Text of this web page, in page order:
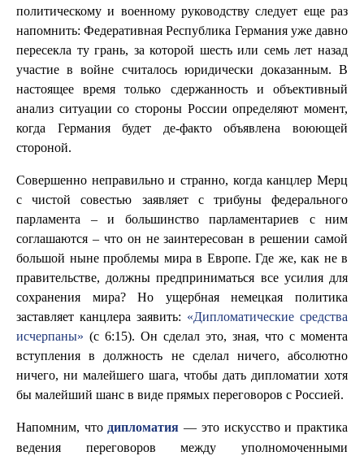
политическому и военному руководству следует еще раз
напомнить: Федеративная Республика Германия уже давно
пересекла ту грань, за которой шесть или семь лет назад
участие в войне считалось юридически доказанным. В
настоящее время только сдержанность и объективный
анализ ситуации со стороны России определяют момент,
когда Германия будет де-факто объявлена воюющей
стороной.
Совершенно неправильно и странно, когда канцлер Мерц
с чистой совестью заявляет с трибуны федерального
парламента – и большинство парламентариев с ним
соглашаются – что он не заинтересован в решении самой
большой ныне проблемы мира в Европе. Где же, как не в
правительстве, должны предприниматься все усилия для
сохранения мира? Но ущербная немецкая политика
заставляет канцлера заявить: «Дипломатические средства
исчерпаны» (с 6:15). Он сделал это, зная, что с момента
вступления в должность не сделал ничего, абсолютно
ничего, ни малейшего шага, чтобы дать дипломатии хотя
бы малейший шанс в виде прямых переговоров с Россией.
Напомним, что дипломатия — это искусство и практика
ведения переговоров между уполномоченными